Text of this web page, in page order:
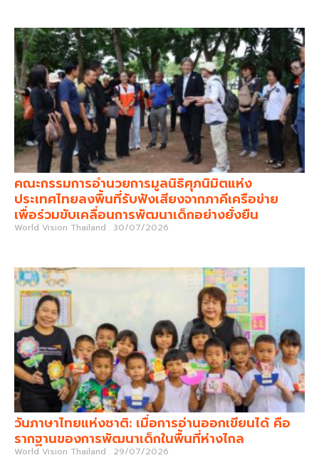
คณะกรรมการอำนวยการมูลนิธิศุภนิมิตแห่ง
ประเทศไทยลงพื้นที่รับฟังเสียงจากภาคีเครือข่าย
เพื่อร่วมขับเคลื่อนการพัฒนาเด็กอย่างยั่งยืน
World Vision Thailand 30/07/2026
วันภาษาไทยแห่งชาติ: เมื่อการอ่านออกเขียนได้ คือ
รากฐานของการพัฒนาเด็กในพื้นที่ห่างไกล
World Vision Thailand 29/07/2026